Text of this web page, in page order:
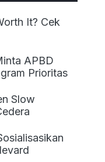
It? Cek
APBD
Prioritas
Slow